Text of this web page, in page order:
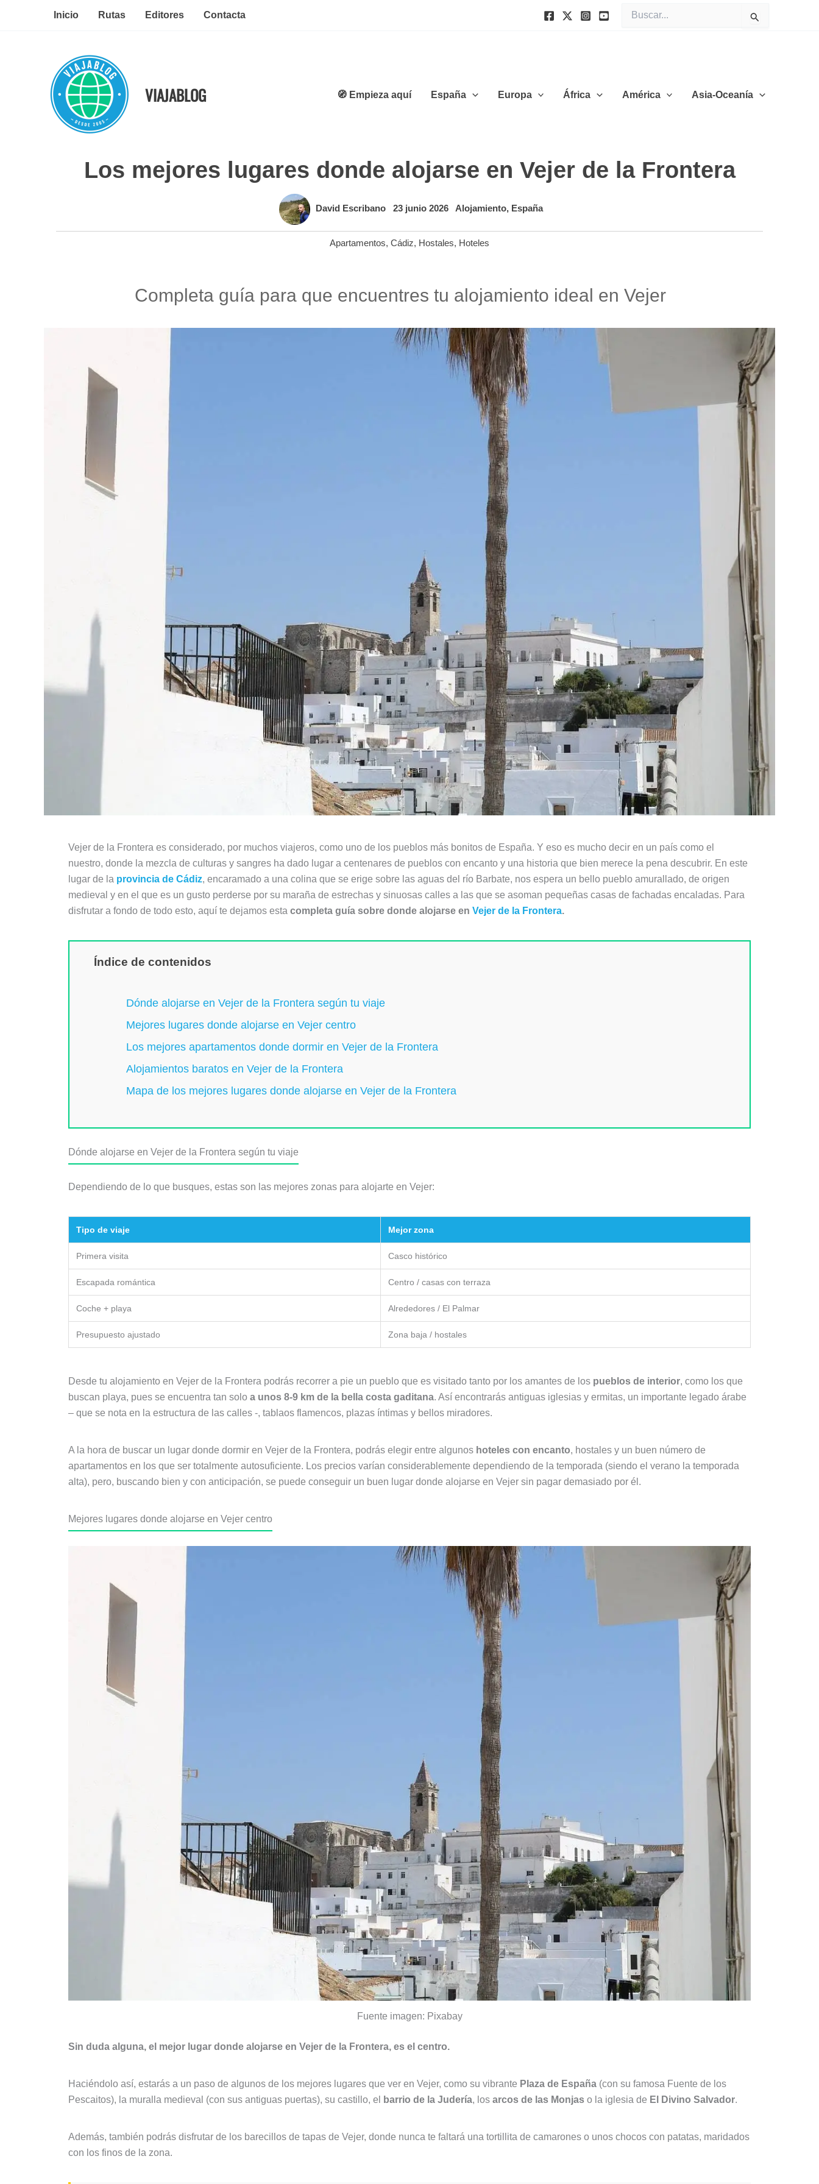
Inicio Rutas Editores Contacta
por:
VIAJABLOG 🧭 Empieza aquí España Europa África América Asia-Oceanía
Los mejores lugares donde alojarse en Vejer de la Frontera
David Escribano 23 junio 2026 Alojamiento, España
Apartamentos, Cádiz, Hostales, Hoteles
Completa guía para que encuentres tu alojamiento ideal en Vejer
Vejer de la Frontera es considerado, por muchos viajeros, como uno de los pueblos más bonitos de España. Y eso es mucho decir en un país como el
nuestro, donde la mezcla de culturas y sangres ha dado lugar a centenares de pueblos con encanto y una historia que bien merece la pena descubrir. En este
lugar de la provincia de Cádiz, encaramado a una colina que se erige sobre las aguas del río Barbate, nos espera un bello pueblo amurallado, de origen
medieval y en el que es un gusto perderse por su maraña de estrechas y sinuosas calles a las que se asoman pequeñas casas de fachadas encaladas. Para
disfrutar a fondo de todo esto, aquí te dejamos esta completa guía sobre donde alojarse en Vejer de la Frontera.
Índice de contenidos
Dónde alojarse en Vejer de la Frontera según tu viaje
Mejores lugares donde alojarse en Vejer centro
Los mejores apartamentos donde dormir en Vejer de la Frontera
Alojamientos baratos en Vejer de la Frontera
Mapa de los mejores lugares donde alojarse en Vejer de la Frontera
Dónde alojarse en Vejer de la Frontera según tu viaje
Dependiendo de lo que busques, estas son las mejores zonas para alojarte en Vejer:
Tipo de viaje Mejor zona
Primera visita Casco histórico
Escapada romántica Centro / casas con terraza
Coche + playa Alrededores / El Palmar
Presupuesto ajustado Zona baja / hostales
Desde tu alojamiento en Vejer de la Frontera podrás recorrer a pie un pueblo que es visitado tanto por los amantes de los pueblos de interior, como los que
buscan playa, pues se encuentra tan solo a unos 8-9 km de la bella costa gaditana. Así encontrarás antiguas iglesias y ermitas, un importante legado árabe
– que se nota en la estructura de las calles -, tablaos flamencos, plazas íntimas y bellos miradores.
A la hora de buscar un lugar donde dormir en Vejer de la Frontera, podrás elegir entre algunos hoteles con encanto, hostales y un buen número de
apartamentos en los que ser totalmente autosuficiente. Los precios varían considerablemente dependiendo de la temporada (siendo el verano la temporada
alta), pero, buscando bien y con anticipación, se puede conseguir un buen lugar donde alojarse en Vejer sin pagar demasiado por él.
Mejores lugares donde alojarse en Vejer centro
Fuente imagen: Pixabay
Sin duda alguna, el mejor lugar donde alojarse en Vejer de la Frontera, es el centro.
Haciéndolo así, estarás a un paso de algunos de los mejores lugares que ver en Vejer, como su vibrante Plaza de España (con su famosa Fuente de los
Pescaitos), la muralla medieval (con sus antiguas puertas), su castillo, el
barrio de la Judería, los arcos de las Monjas o la iglesia de El Divino Salvador.
Además, también podrás disfrutar de los barecillos de tapas de Vejer, donde nunca te faltará una tortillita de camarones o unos chocos con patatas, maridados
con los finos de la zona.